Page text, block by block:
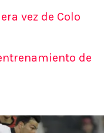
vez de Colo
de